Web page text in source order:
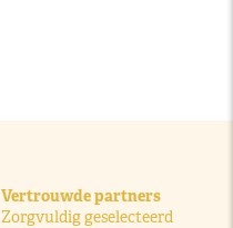
Vertrouwde partners
Zorgvuldig geselecteerd